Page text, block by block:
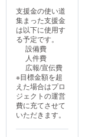
支援金の使い道
集まった支援金
は以下に使用す
る予定です。
設備費
人件費
広報/宣伝費
※目標金額を超
えた場合はプロ
ジェクトの運営
費に充てさせて
いただきます。